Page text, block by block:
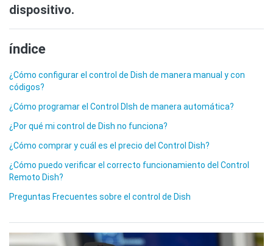
dispositivo.
índice
¿Cómo configurar el control de Dish de manera manual y con
códigos?
¿Cómo programar el Control DIsh de manera automática?
¿Por qué mi control de Dish no funciona?
¿Cómo comprar y cuál es el precio del Control Dish?
¿Cómo puedo verificar el correcto funcionamiento del Control
Remoto Dish?
Preguntas Frecuentes sobre el control de Dish